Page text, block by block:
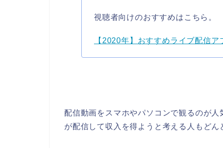
視聴者向けのおすすめはこちら。
【2020年】おすすめライブ配信ア
配信動画をスマホやパソコンで観るのが
が配信して収入を得ようと考える人もどん